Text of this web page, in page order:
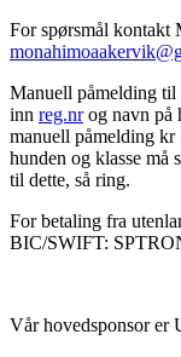
For spørsmål kontakt
Manuell påmelding
inn reg.nrog navn på
manuell påmelding
hunden og klasse må
til dette, så ring.
For betaling fra
BIC/SWIFT:
Vår hovedsponsor er